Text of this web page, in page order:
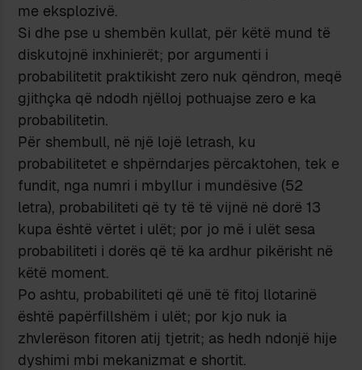
me eksplozivë.
Si dhe pse u shembën kullat, për këtë mund të
diskutojnë inxhinierët; por argumenti i
probabilitetit praktikisht zero nuk qëndron, meqë
gjithçka që ndodh njëlloj pothuajse zero e ka
probabilitetin.
Për shembull, në një lojë letrash, ku
probabilitetet e shpërndarjes përcaktohen, tek e
fundit, nga numri i mbyllur i mundësive (52
letra), probabiliteti që ty të të vijnë në dorë 13
kupa është vërtet i ulët; por jo më i ulët sesa
probabiliteti i dorës që të ka ardhur pikërisht në
këtë moment.
Po ashtu, probabiliteti që unë të fitoj llotarinë
është papërfillshëm i ulët; por kjo nuk ia
zhvlerëson fitoren atij tjetrit; as hedh ndonjë hije
dyshimi mbi mekanizmat e shortit.